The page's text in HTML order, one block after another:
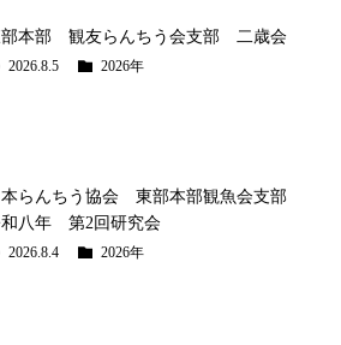
本部 観友らんちう会支部 二歳会
2026.8.5 2026年
本らんちう協会 東部本部観魚会支部
八年 第2回研究会
2026.8.4 2026年